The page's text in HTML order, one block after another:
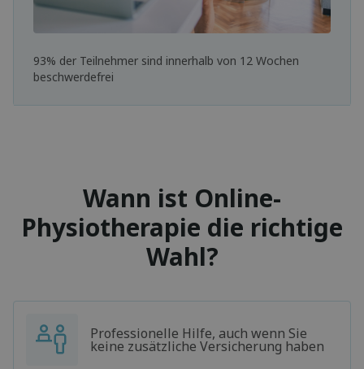
93% der Teilnehmer sind innerhalb von 12 Wochen
beschwerdefrei
Wann ist Online-
Physiotherapie die richtige
Wahl?
Professionelle Hilfe, auch wenn Sie
keine zusätzliche Versicherung haben